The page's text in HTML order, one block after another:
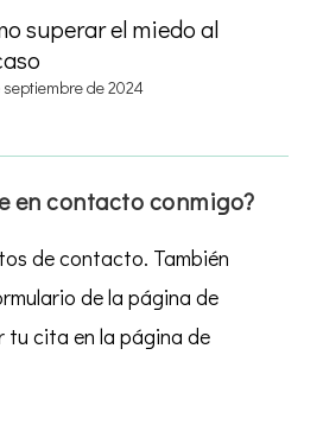
superar el miedo al
septiembre de 2024
en contacto conmigo?
de contacto. También
de la página de
cita en la página de